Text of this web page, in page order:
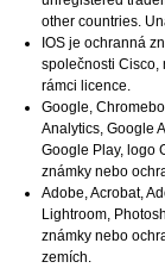
other countries.
IOS je ochranná
společnostiCisco,
rámci licence.
Google,
Analytics,Google
Google Play, logo
známky nebo
Adobe,Acrobat,
Lightroom,
známky nebo
zemích.